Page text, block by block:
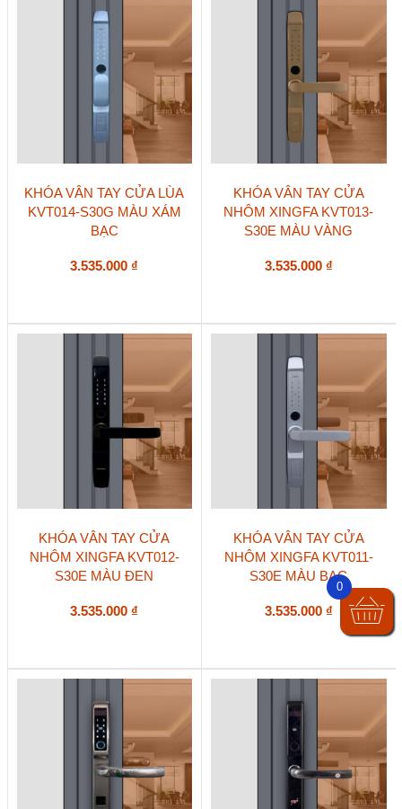
KHÓA VÂN TAY CỬA LÙA
KVT014-S30G MÀU XÁM
BẠC
3.535.000 ₫
KHÓA VÂN TAY CỬA
NHÔM XINGFA KVT013-
S30E MÀU VÀNG
3.535.000 ₫
KHÓA VÂN TAY CỬA
NHÔM XINGFA KVT012-
S30E MÀU ĐEN
3.535.000 ₫
KHÓA VÂN TAY CỬA
NHÔM XINGFA KVT011-
S30E MÀU BẠC
3.535.000 ₫
0